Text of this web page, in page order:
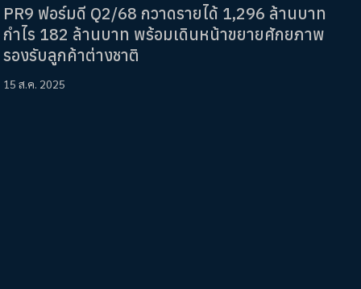
PR9 ฟอร์มดี Q2/68 กวาดรายได้ 1,296 ล้านบาท
กำไร 182 ล้านบาท พร้อมเดินหน้าขยายศักยภาพ
รองรับลูกค้าต่างชาติ
15 ส.ค. 2025